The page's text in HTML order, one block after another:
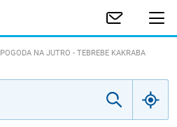
POGODA NA JUTRO - TEBREBE KAKRABA